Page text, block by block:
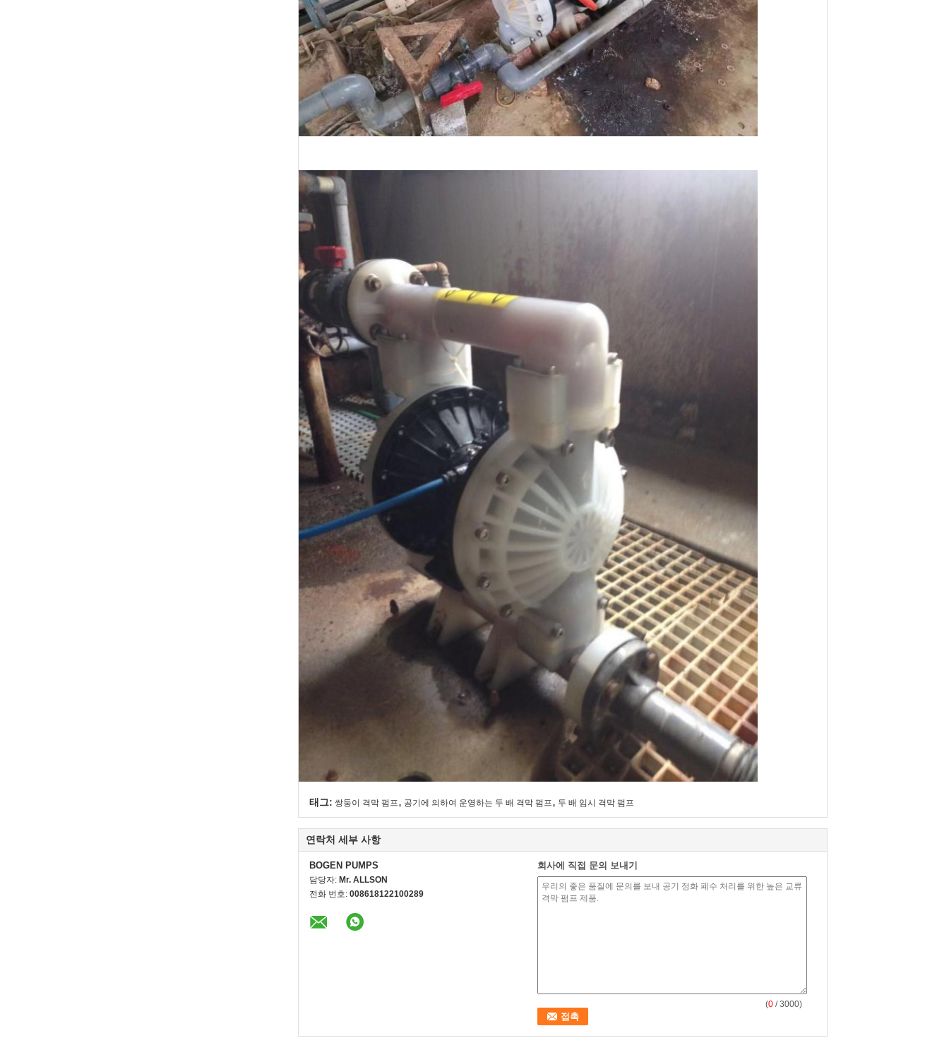
태그: 쌍둥이 격막 펌프, 공기에 의하여 운영하는 두 배 격막 펌프, 두 배 임시 격막 펌프
연락처 세부 사항
BOGEN PUMPS
담당자: Mr. ALLSON
전화 번호: 008618122100289
회사에 직접 문의 보내기
(0 / 3000)